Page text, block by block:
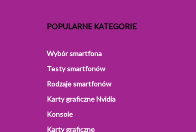
POPULARNE KATEGORIE
Wybór smartfona
Testy smartfonów
Rodzaje smartfonów
Karty graficzne Nvidia
Konsole
Karty graficzne